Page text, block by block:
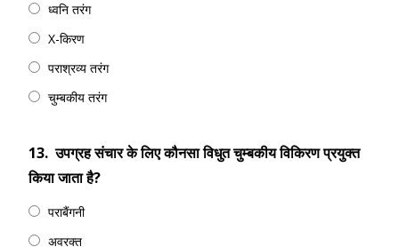
ध्वनि तरंग
X-किरण
पराश्रव्य तरंग
चुम्बकीय तरंग
13. उपग्रह संचार के लिए कौनसा विधुत चुम्बकीय विकिरण प्रयुक्त
किया जाता है?
पराबैंगनी
अवरक्त